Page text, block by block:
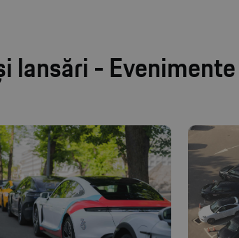
lansări -